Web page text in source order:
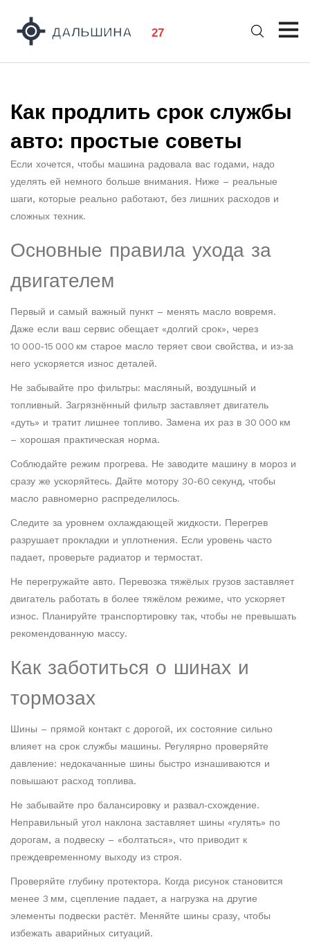
Как продлить срок службы
авто: простые советы
Если хочется, чтобы машина радовала вас годами, надо
уделять ей немного больше внимания. Ниже – реальные
шаги, которые реально работают, без лишних расходов и
сложных техник.
Основные правила ухода за
двигателем
Первый и самый важный пункт – менять масло вовремя.
Даже если ваш сервис обещает «долгий срок», через
10 000‑15 000 км старое масло теряет свои свойства, и из‑за
него ускоряется износ деталей.
Не забывайте про фильтры: масляный, воздушный и
топливный. Загрязнённый фильтр заставляет двигатель
«дуть» и тратит лишнее топливо. Замена их раз в 30 000 км
– хорошая практическая норма.
Соблюдайте режим прогрева. Не заводите машину в мороз и
сразу же ускоряйтесь. Дайте мотору 30‑60 секунд, чтобы
масло равномерно распределилось.
Следите за уровнем охлаждающей жидкости. Перегрев
разрушает прокладки и уплотнения. Если уровень часто
падает, проверьте радиатор и термостат.
Не перегружайте авто. Перевозка тяжёлых грузов заставляет
двигатель работать в более тяжёлом режиме, что ускоряет
износ. Планируйте транспортировку так, чтобы не превышать
рекомендованную массу.
Как заботиться о шинах и
тормозах
Шины – прямой контакт с дорогой, их состояние сильно
влияет на срок службы машины. Регулярно проверяйте
давление: недокачанные шины быстро изнашиваются и
повышают расход топлива.
Не забывайте про балансировку и развал‑схождение.
Неправильный угол наклона заставляет шины «гулять» по
дорогам, а подвеску – «болтаться», что приводит к
преждевременному выходу из строя.
Проверяйте глубину протектора. Когда рисунок становится
менее 3 мм, сцепление падает, а нагрузка на другие
элементы подвески растёт. Меняйте шины сразу, чтобы
избежать аварийных ситуаций.